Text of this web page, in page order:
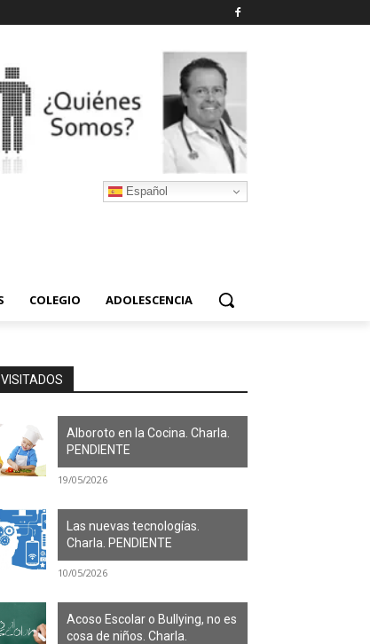
Español
COLEGIO ADOLESCENCIA
Alboroto en la Cocina. Charla.
PENDIENTE
19/05/2026
Las nuevas tecnologías.
Charla. PENDIENTE
10/05/2026
Acoso Escolar o Bullying, no es
cosa de niños. Charla.